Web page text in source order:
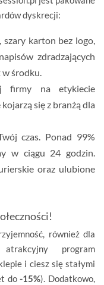
dyskrecji:
szary karton bez logo,
zdradzających
w środku.
firmy na etykiecie
się z branżą dla
czas. Ponad 99%
w ciągu 24 godzin.
oraz ulubione
również dla
program
i ciesz się stałymi
do-15%). Dodatkowo,